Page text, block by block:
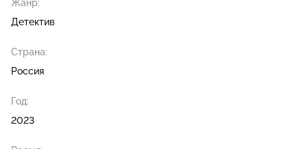
Жанр:
Детектив
Страна:
Россия
Год:
2023